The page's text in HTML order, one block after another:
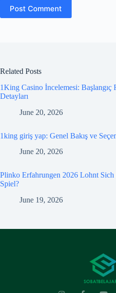
Post Comment
Related Posts
1King Casino İncelemesi: Başlangıç
Detayları
June 20, 2026
1king giriş yap: Genel Bakış ve
June 20, 2026
Plinko Erfahrungen 2026 Lohnt
Spiel?
June 19, 2026